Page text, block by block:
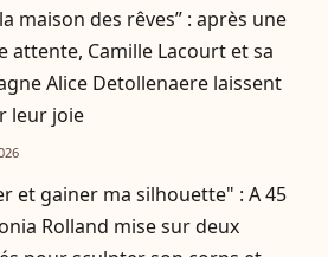
la maison des rêves” : après une
attente, Camille Lacourt et sa
Alice Detollenaere laissent
leur joie
et gainer ma silhouette" : A 45
Rolland mise sur deux